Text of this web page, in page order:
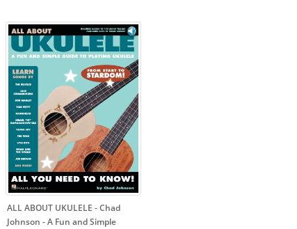
ALL ABOUT UKULELE - Chad
Johnson - A Fun and Simple